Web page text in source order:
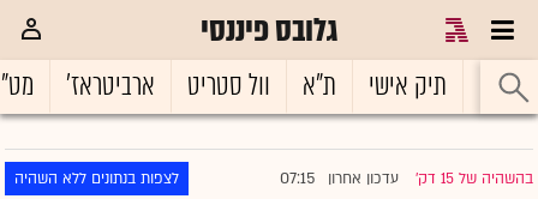
גלובס פיננסי
ראשי תיק אישי ת"א וול סטריט ארביטראז'
בהשהיה של 15 דק' |עדכון אחרון 07:15 לצפות בנתונים ללא השהיה